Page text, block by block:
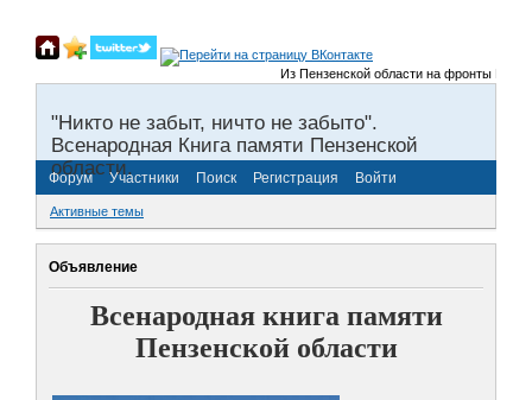
Из Пензенской области на фронты
"Никто не забыт, ничто не забыто".
Всенародная Книга памяти Пензенской
области.
Форум Участники Поиск Регистрация Войти
Активные темы
Объявление
Всенародная книга памяти
Пензенской области